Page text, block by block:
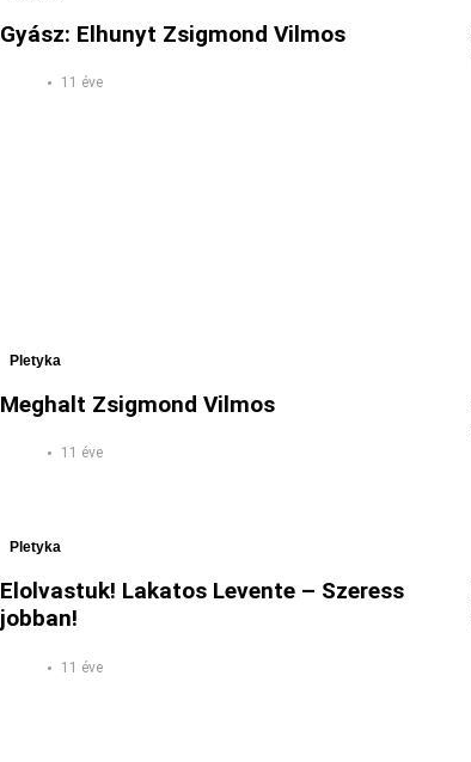
Gyász: Elhunyt Zsigmond Vilmos
11 éve
Pletyka
Meghalt Zsigmond Vilmos
11 éve
Pletyka
Elolvastuk! Lakatos Levente – Szeress
jobban!
11 éve